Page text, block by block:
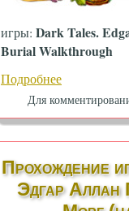
игры: Dark Tales.
Burial Walkthrough
Подробнее
Для
Прохождение
Эдгар Аллан